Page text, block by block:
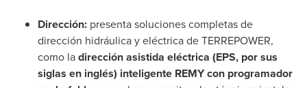
Dirección: presenta soluciones completas de
dirección hidráulica y eléctrica de TERREPOWER,
como ladirección asistida eléctrica (EPS, por sus
siglas en inglés) inteligente REMY con programador